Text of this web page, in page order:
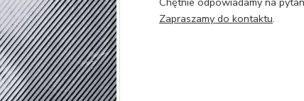
Zapraszamy do kontaktu.